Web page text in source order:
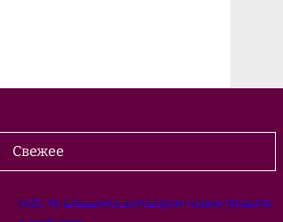
Свежее
НДС по длящимся договорам: новые правила